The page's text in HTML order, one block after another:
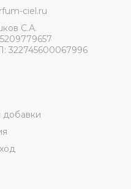
ciel.ru
С.А.
322745600067996
добавки